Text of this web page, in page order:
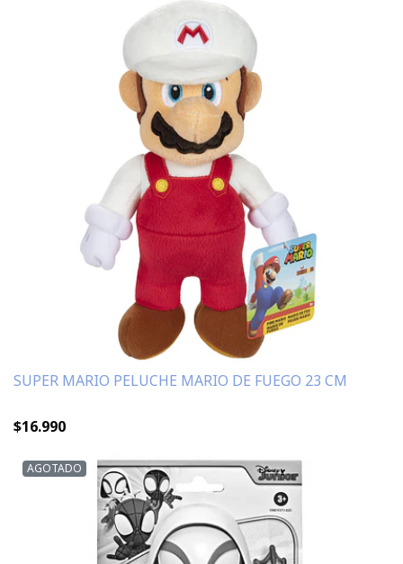
SUPER MARIO PELUCHE MARIO DE FUEGO 23 CM
$16.990
AGOTADO